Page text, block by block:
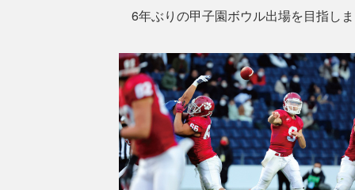
6年ぶりの甲子園ボウル出場を目指し